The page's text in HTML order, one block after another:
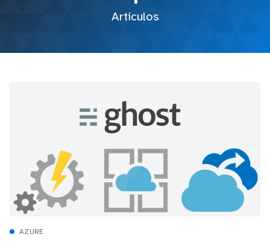
Artículos
AZURE